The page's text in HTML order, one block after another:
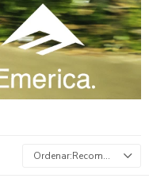
Recomendados